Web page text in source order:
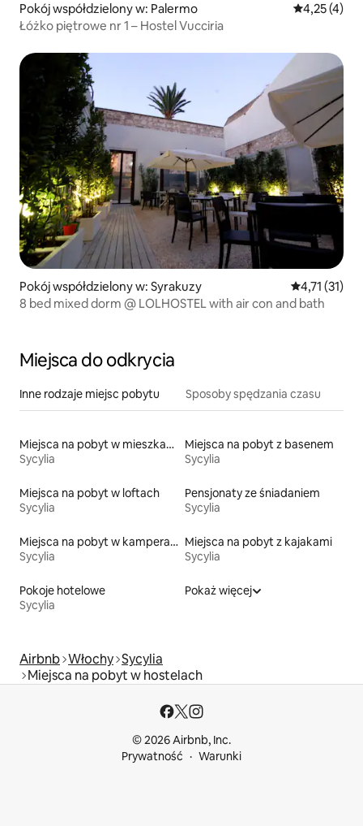
Pokój współdzielony w: Palermo Średnia
4,25 (4)
Łóżko piętrowe nr 1 – Hostel Vucciria
Pokój współdzielony w: Syrakuzy Średnia
4,71 (31)
8 bed mixed dorm @ LOLHOSTEL with air con and bath
Miejsca do odkrycia
Inne rodzaje miejsc pobytu Sposoby spędzania czasu
Miejsca na pobyt w mieszkaniach typu condo
Sycylia
Miejsca na pobyt z basenem
Sycylia
Miejsca na pobyt w loftach
Sycylia
Pensjonaty ze śniadaniem
Sycylia
Miejsca na pobyt w kamperach
Sycylia
Miejsca na pobyt z kajakami
Sycylia
Pokoje hotelowe
Sycylia
Pokaż więcej
Airbnb Włochy Sycylia
Miejsca na pobyt w hostelach
© 2026 Airbnb, Inc.
Prywatność
Warunki